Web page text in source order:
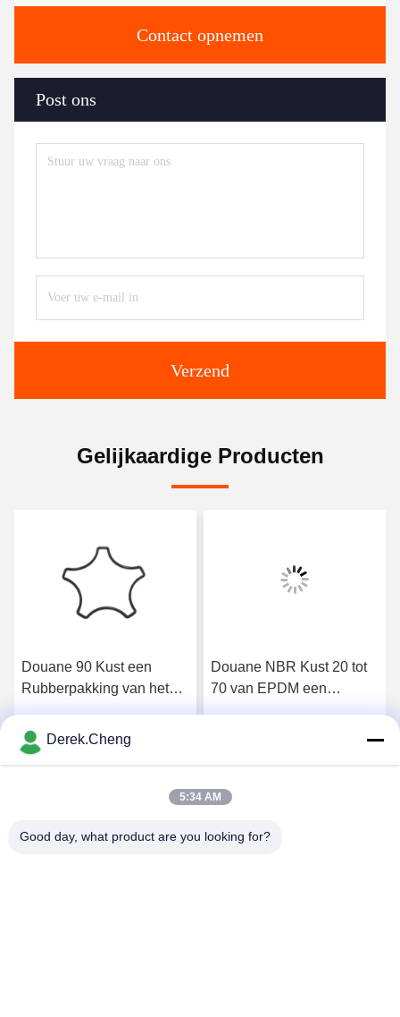
Contact opnemen
Post ons
Verzend
Gelijkaardige Producten
Douane 90 Kust een
Rubberpakking van het
Silicone
Krijg Beste Prijs
Douane NBR Kust 20 tot
70 van EPDM een
Derek.Cheng
5:34 AM
Good day, what product are you looking for?